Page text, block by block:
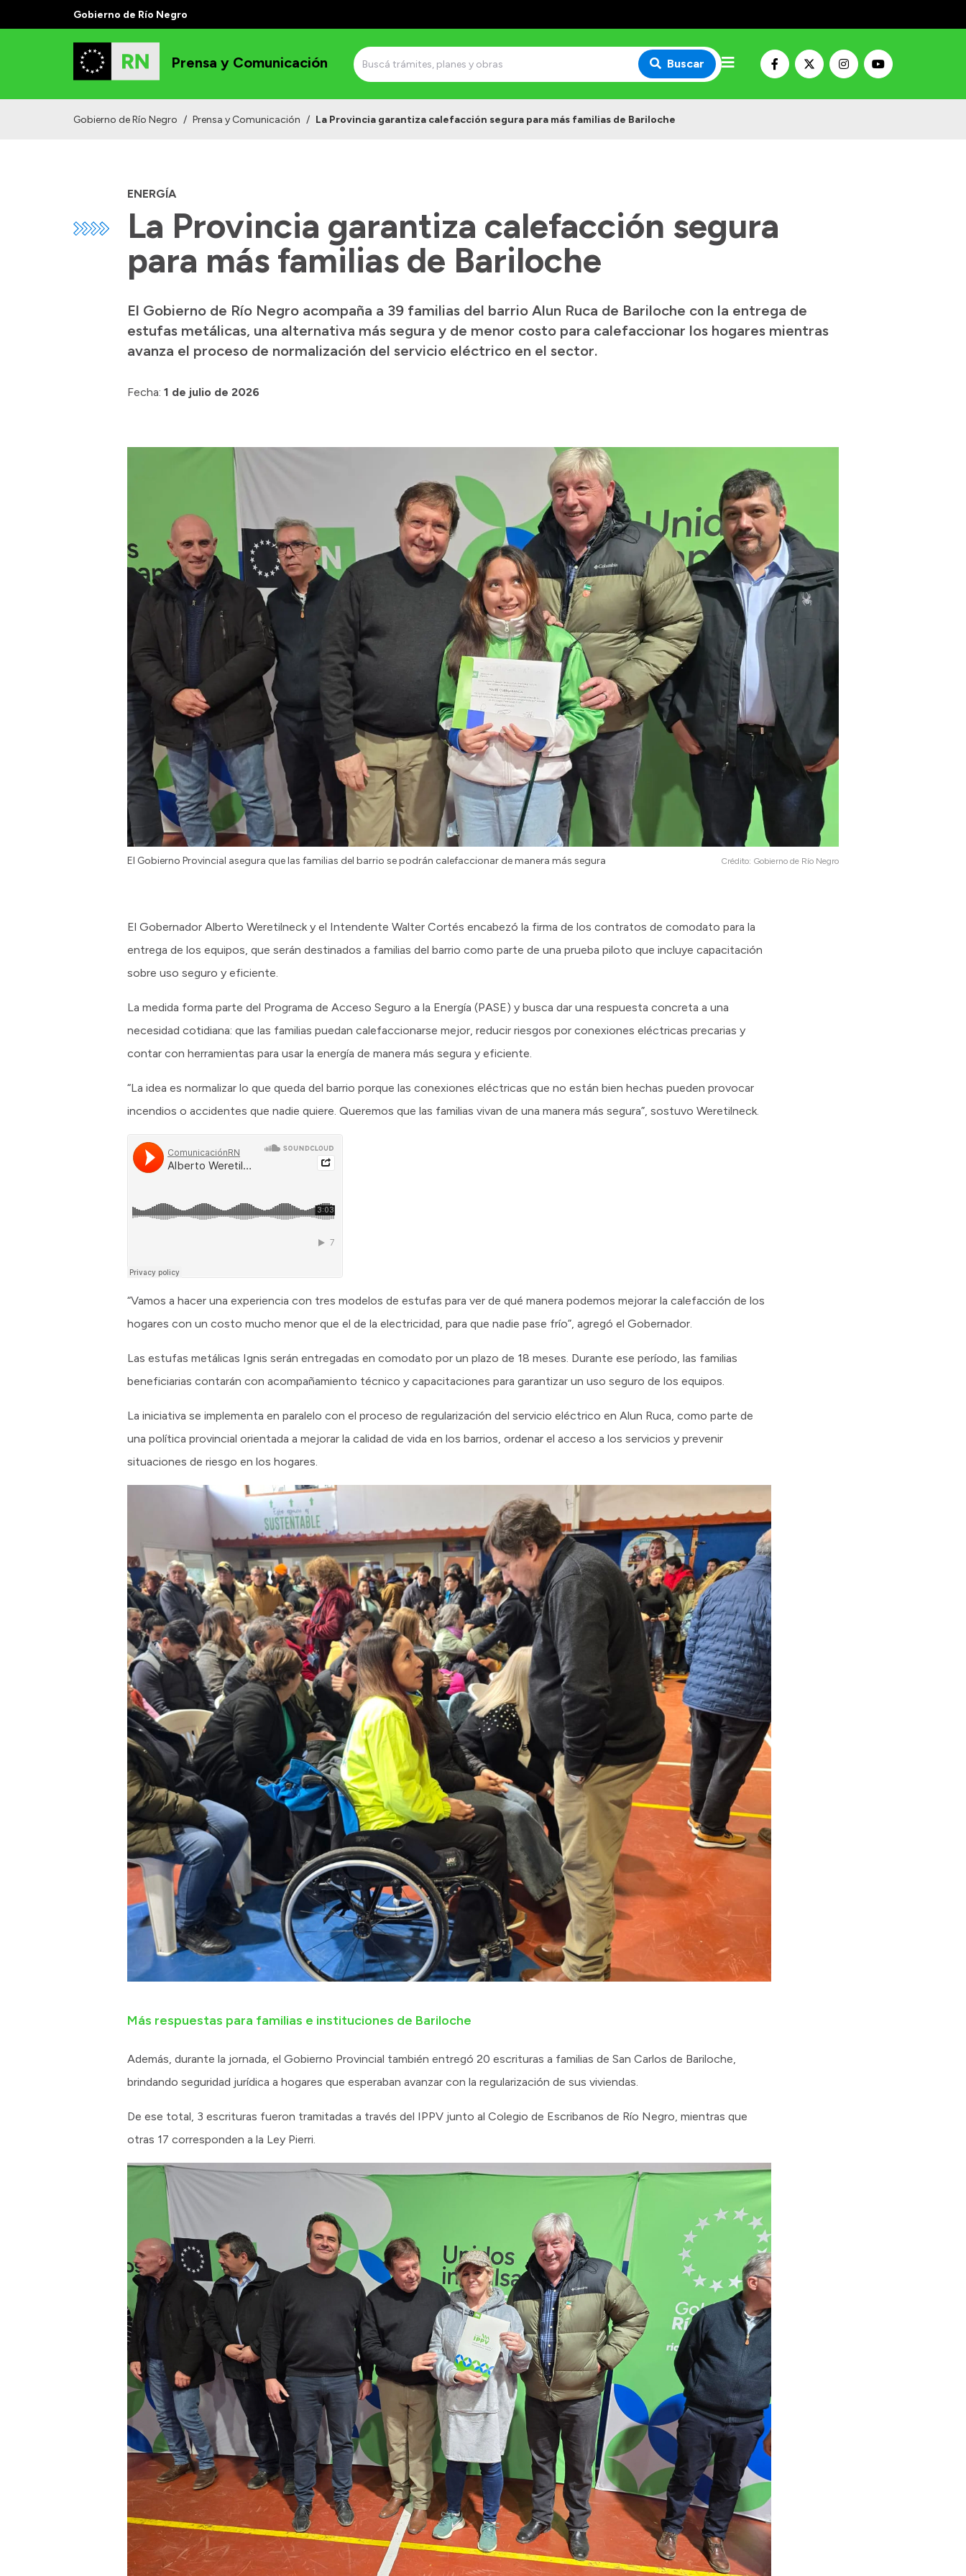
Gobierno de Río Negro
Prensa y Comunicación Buscar
Gobierno de Río Negro / Prensa y Comunicación / La Provincia garantiza calefacción segura para más familias de Bariloche
ENERGÍA
La Provincia garantiza calefacción segura
para más familias de Bariloche
El Gobierno de Río Negro acompaña a 39 familias del barrio Alun Ruca de Bariloche con la entrega de
estufas metálicas, una alternativa más segura y de menor costo para calefaccionar los hogares mientras
avanza el proceso de normalización del servicio eléctrico en el sector.
Fecha: 1 de julio de 2026
El Gobierno Provincial asegura que las familias del barrio se podrán calefaccionar de manera más segura Crédito: Gobierno de Río Negro
El Gobernador Alberto Weretilneck y el Intendente Walter Cortés encabezó la firma de los contratos de comodato para la
entrega de los equipos, que serán destinados a familias del barrio como parte de una prueba piloto que incluye capacitación
sobre uso seguro y eficiente.
La medida forma parte del Programa de Acceso Seguro a la Energía (PASE) y busca dar una respuesta concreta a una
necesidad cotidiana: que las familias puedan calefaccionarse mejor, reducir riesgos por conexiones eléctricas precarias y
contar con herramientas para usar la energía de manera más segura y eficiente.
“La idea es normalizar lo que queda del barrio porque las conexiones eléctricas que no están bien hechas pueden provocar
incendios o accidentes que nadie quiere. Queremos que las familias vivan de una manera más segura”, sostuvo Weretilneck.
“Vamos a hacer una experiencia con tres modelos de estufas para ver de qué manera podemos mejorar la calefacción de los
hogares con un costo mucho menor que el de la electricidad, para que nadie pase frío”, agregó el Gobernador.
Las estufas metálicas Ignis serán entregadas en comodato por un plazo de 18 meses. Durante ese período, las familias
beneficiarias contarán con acompañamiento técnico y capacitaciones para garantizar un uso seguro de los equipos.
La iniciativa se implementa en paralelo con el proceso de regularización del servicio eléctrico en Alun Ruca, como parte de
una política provincial orientada a mejorar la calidad de vida en los barrios, ordenar el acceso a los servicios y prevenir
situaciones de riesgo en los hogares.
Más respuestas para familias e instituciones de Bariloche
Además, durante la jornada, el Gobierno Provincial también entregó 20 escrituras a familias de San Carlos de Bariloche,
brindando seguridad jurídica a hogares que esperaban avanzar con la regularización de sus viviendas.
De ese total, 3 escrituras fueron tramitadas a través del IPPV junto al Colegio de Escribanos de Río Negro, mientras que
otras 17 corresponden a la Ley Pierri.